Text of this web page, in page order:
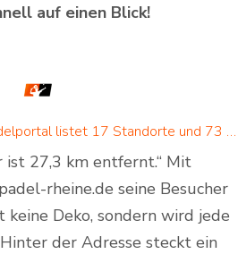
auf einen Blick!
Padel in Rheine: neues Padelportal listet 17 Standorte und 73 Padel-Courts in Rheine und Umgebung
ist 27,3 km entfernt.“ Mit
rheine.de seine Besucher
keine Deko, sondern wird jede
der Adresse steckt ein